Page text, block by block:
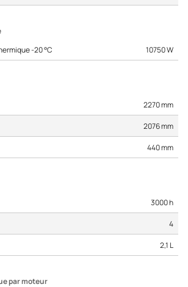
-20 °C 10750 W
2270 mm
2076 mm
440 mm
3000 h
4
2,1 L
par moteur